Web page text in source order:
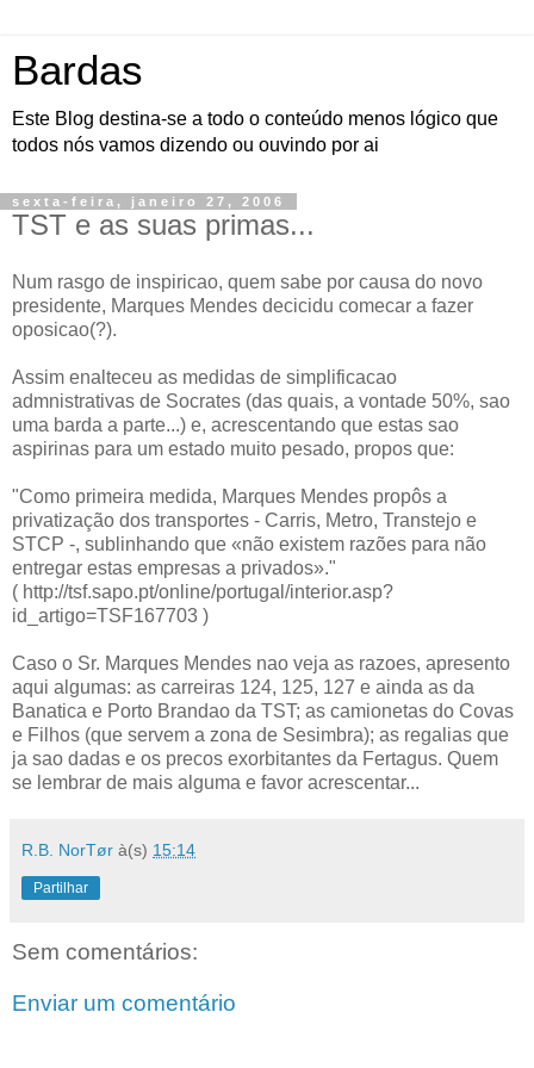
Bardas
Este Blog destina-se a todo o conteúdo menos lógico que
todos nós vamos dizendo ou ouvindo por ai
sexta-feira, janeiro 27, 2006
TST e as suas primas...
Num rasgo de inspiricao, quem sabe por causa do novo
presidente, Marques Mendes decicidu comecar a fazer
oposicao(?).
Assim enalteceu as medidas de simplificacao
admnistrativas de Socrates (das quais, a vontade 50%, sao
uma barda a parte...) e, acrescentando que estas sao
aspirinas para um estado muito pesado, propos que:
"Como primeira medida, Marques Mendes propôs a
privatização dos transportes - Carris, Metro, Transtejo e
STCP -, sublinhando que «não existem razões para não
entregar estas empresas a privados»."
( http://tsf.sapo.pt/online/portugal/interior.asp?
id_artigo=TSF167703 )
Caso o Sr. Marques Mendes nao veja as razoes, apresento
aqui algumas: as carreiras 124, 125, 127 e ainda as da
Banatica e Porto Brandao da TST; as camionetas do Covas
e Filhos (que servem a zona de Sesimbra); as regalias que
ja sao dadas e os precos exorbitantes da Fertagus. Quem
se lembrar de mais alguma e favor acrescentar...
R.B. NorTør à(s) 15:14
Partilhar
Sem comentários:
Enviar um comentário